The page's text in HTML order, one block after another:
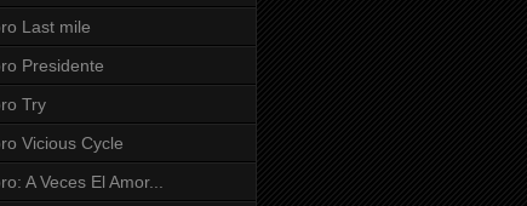
Last mile
Presidente
Try
Vicious Cycle
A Veces El Amor...